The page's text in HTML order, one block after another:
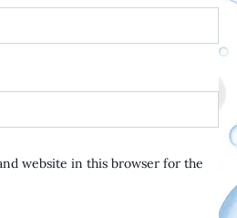
website in this browser for the